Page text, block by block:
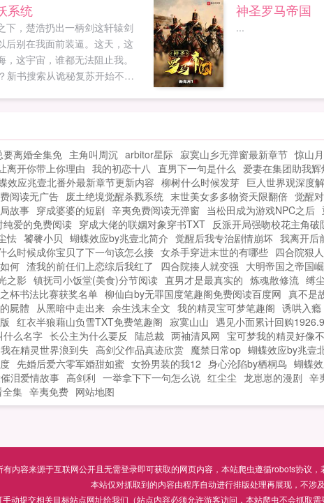
的一品国师，可是
到自己这一世会犯
汗。小太监欲哭无
系统
下，楚浩扔出一柄剑这轩辕剑
后别在我面前装逼。这天，这
，这宇宙，谁都无法阻止我。
新书搜索从诡秘复苏开始不当
神圣罗马帝国
...
要离婚全集免 主角叫周沉 arbitor星际 寂寞山乡无弹窗最新章节 惊山
离开你带上你理由 我的初恋十八 直男下一句是什么 爱妻在集团助我辉
效应兆壹北番外最新章节更新内容 柳树什么时候发芽 巨人世界观深度
阅读无广告 废土绝境觉醒杀戮系统 末世美女多多物资天限翻倍 觉醒
故事 穿成婆婆的短剧 辛夷免费阅读无弹窗 当松田成为游戏NPC之后
纯爱的免费阅读 穿成大佬的联姻对象穿书TXT 反派开局强吻校花主角破
怯 饕餮小贝 蝴蝶效应by兆壹北简介 觉醒后我专治剧情崩坏 我离开后
么时候成你宝贝了下一句该怎么接 女杀手穿进末世的有哪些 四合院狠
何 渣我的前任们上恋综后我红了 四合院揍人就变强 大明帝国之帝国
之影 镇抚司小饭堂(美食)分节阅读 直男才是最真实的 炼魂散修流 缚
杯书法比赛获奖名单 柳仙白by无罪国度笔趣阁免费阅读百度网 真不是
屍體 从黑暗中走出来 余生浅末全文 我的精灵宝可梦笔趣阁 诱哄入瘾
红衣半狼藉山负雪TXT免费笔趣阁 寂寞山山 遇见小面累计回购
什么名字 长公主为什么要反 陆总裁 两袖清风网 宝可梦我的精灵好像
我在精灵世界浪到失 高剑父作品真迹欣赏 魔禁日常op 蝴蝶效应by兆壹
先婚后爱六零军婚甜如蜜 女扮男装的我12 身心沦陷by栖桐鸟 蝴蝶
泪爱情故事 高剑利 一举拿下下一句怎么说 红尘尘 龙崽崽的漫剧 辛
全集 辛夷免费 网站地图
有内容来源于互联网公开且无需登录即可获取的网页内容，本站爬虫遵循robots协议
本站仅对抓取到的内容由程序自动进行排版处理再展现，不涉
手动提交相关目标站点网址给我们（站点内容必须允许游客访问，本站爬虫不会抓取